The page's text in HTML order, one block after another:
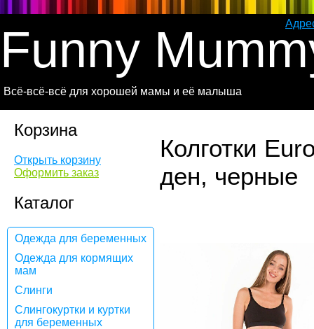
Funny
Всё-всё-всё для хорошей мамы и её малыша
Корзина
Открыть корзину
Оформить заказ
Каталог
Одежда для беременных
Одежда для кормящих
мам
Слинги
Слингокуртки и куртки
для беременных
Колготки
ден, черные